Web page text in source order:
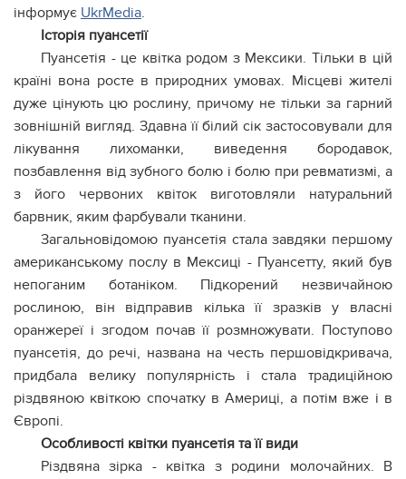
інформує UkrMedia.
Історія пуансетії
Пуансетія - це квітка родом з Мексики. Тільки в цій
країні вона росте в природних умовах. Місцеві жителі
дуже цінують цю рослину, причому не тільки за гарний
зовнішній вигляд. Здавна її білий сік застосовували для
лікування лихоманки, виведення бородавок,
позбавлення від зубного болю і болю при ревматизмі, а
з його червоних квіток виготовляли натуральний
барвник, яким фарбували тканини.
Загальновідомою пуансетія стала завдяки першому
американському послу в Мексиці - Пуансетту, який був
непоганим ботаніком. Підкорений незвичайною
рослиною, він відправив кілька її зразків у власні
оранжереї і згодом почав її розмножувати. Поступово
пуансетія, до речі, названа на честь першовідкривача,
придбала велику популярність і стала традиційною
різдвяною квіткою спочатку в Америці, а потім вже і в
Європі.
Особливості квітки пуансетія та її види
Різдвяна зірка - квітка з родини молочайних. В